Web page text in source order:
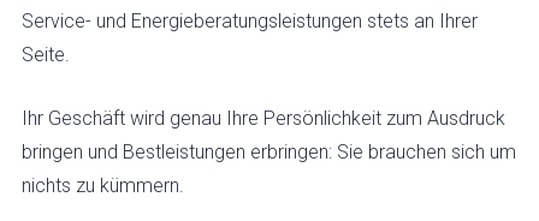
Service- und Energieberatungsleistungen stets an Ihrer
Seite.
Ihr Geschäft wird genau Ihre Persönlichkeit zum Ausdruck
bringen und Bestleistungen erbringen: Sie brauchen sich um
nichts zu kümmern.